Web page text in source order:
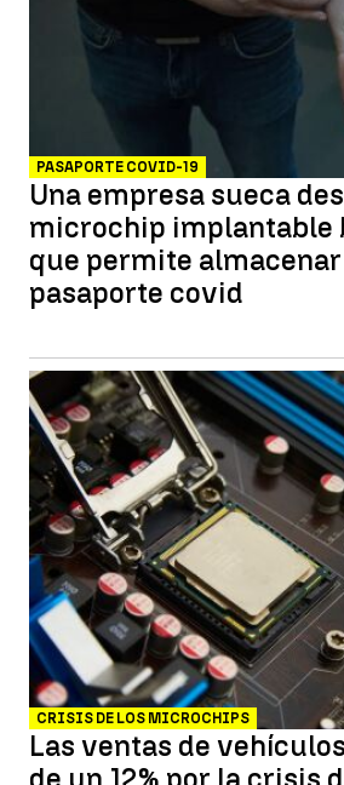
PASAPORTE COVID-19
Una empresa sueca
microchip implantable
que permite
pasaporte covid
CRISIS DE LOS MICROCHIPS
Las ventas de